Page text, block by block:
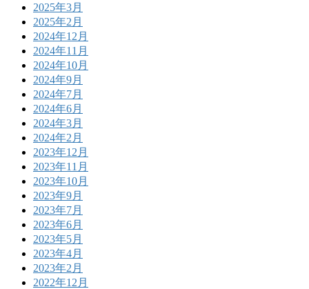
2025年3月
2025年2月
2024年12月
2024年11月
2024年10月
2024年9月
2024年7月
2024年6月
2024年3月
2024年2月
2023年12月
2023年11月
2023年10月
2023年9月
2023年7月
2023年6月
2023年5月
2023年4月
2023年2月
2022年12月